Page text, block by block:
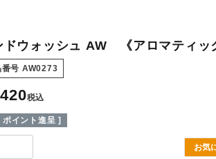
ドウォッシュ AW 《アロマティッ
号 AW0273
税込
ポイント進呈 ]
お気